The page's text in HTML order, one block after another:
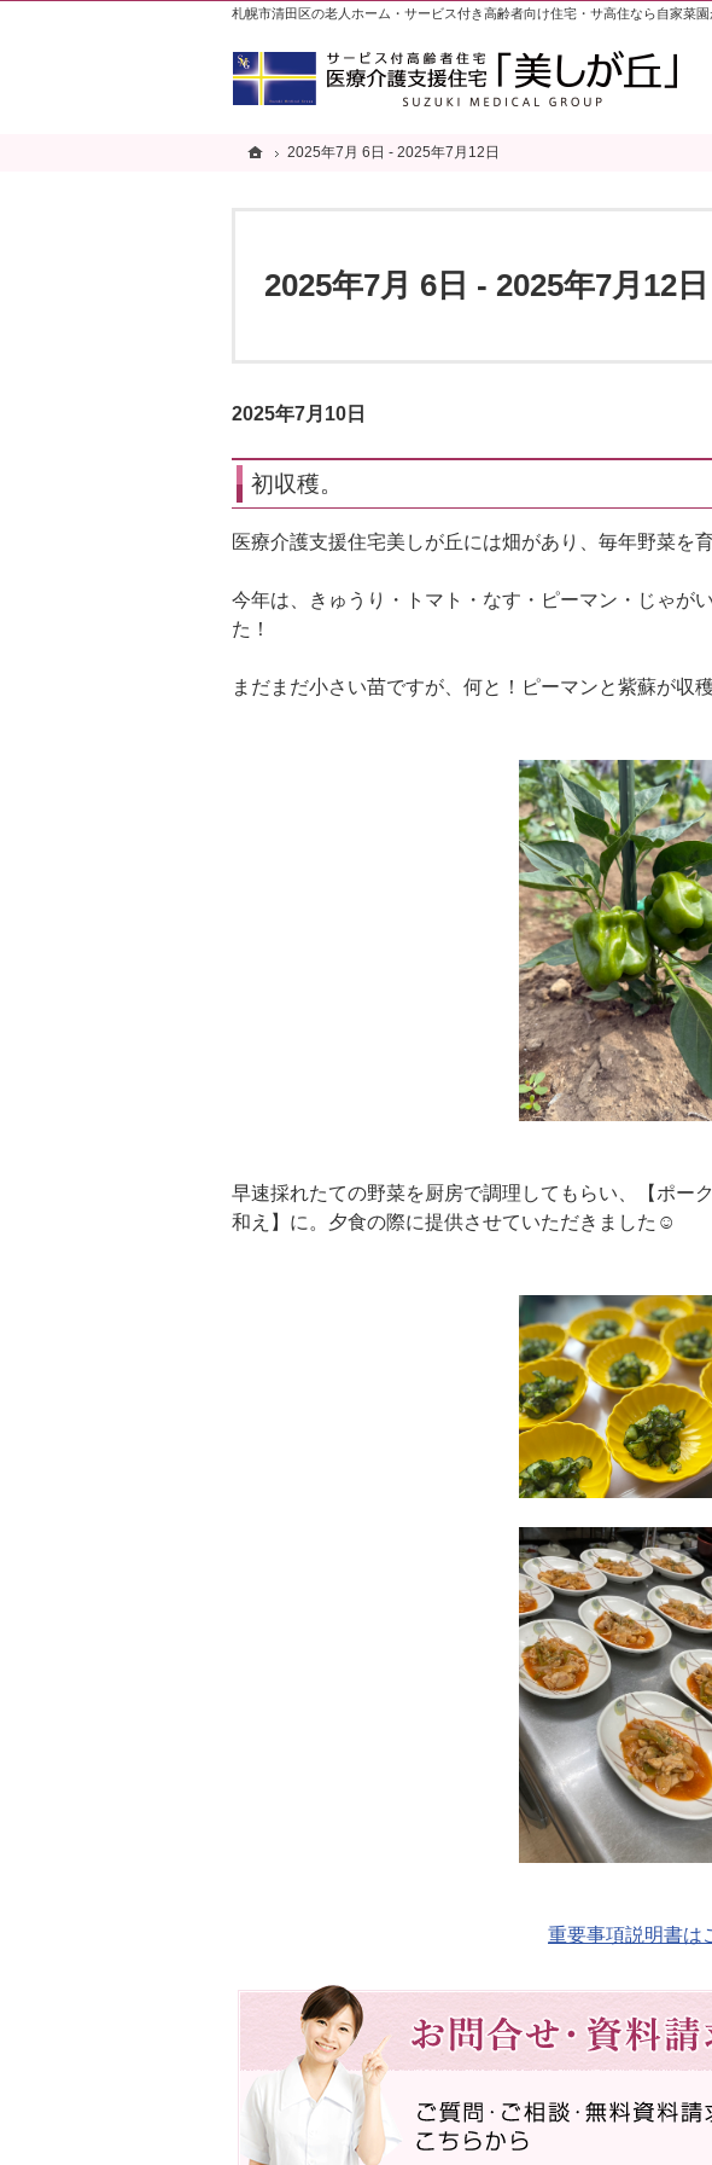
ホーム
2025年7月 6日 - 2025年7月12日
2025年7月 6日 - 2025年7月12日
札幌市清田区の老人ホーム・サービス付き高齢者向け住宅・サ高住なら自家菜園
2025年7月10日
初収穫。
医療介護支援住宅美しが丘には畑があり、毎年野菜を育
今年は、きゅうり・トマト・なす・ピーマン・じゃが
た！
まだまだ小さい苗ですが、何と！ピーマンと紫蘇が収
早速採れたての野菜を厨房で調理してもらい、【ポー
和え】に。夕食の際に提供させていただきました☺
重要事項説明書は
ホーム
2025年7月 6日 - 2025年7月12日